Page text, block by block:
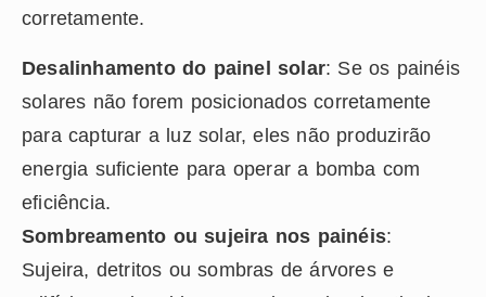
corretamente.
Desalinhamento do painel solar: Se os painéis
solares não forem posicionados corretamente
para capturar a luz solar, eles não produzirão
energia suficiente para operar a bomba com
eficiência.
Sombreamento ou sujeira nos painéis:
Sujeira, detritos ou sombras de árvores e